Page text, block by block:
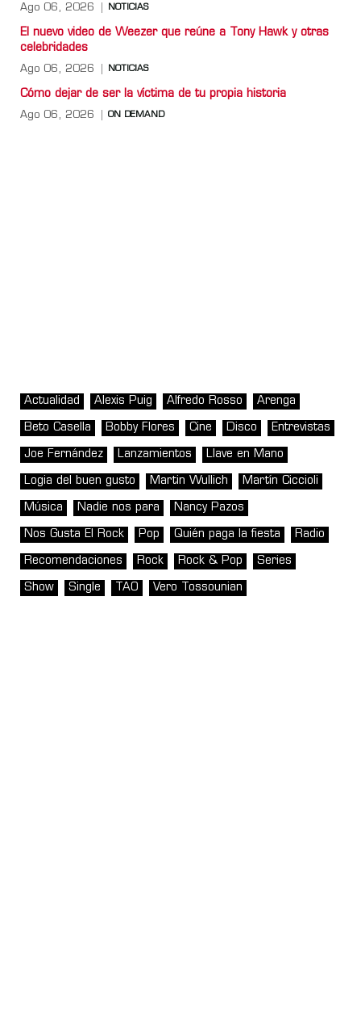
Ago 06, 2026 NOTICIAS
El nuevo video de Weezer que reúne a Tony Hawk y otras
celebridades
Ago 06, 2026 NOTICIAS
Cómo dejar de ser la víctima de tu propia historia
Ago 06, 2026 ON DEMAND
Actualidad Alexis Puig Alfredo Rosso Arenga
Beto Casella Bobby Flores Cine Disco Entrevistas
Joe Fernández Lanzamientos Llave en Mano
Logia del buen gusto Martin Wullich Martín Ciccioli
Música Nadie nos para Nancy Pazos
Nos Gusta El Rock Pop Quién paga la fiesta Radio
Recomendaciones Rock Rock & Pop Series
Show Single TAO Vero Tossounian